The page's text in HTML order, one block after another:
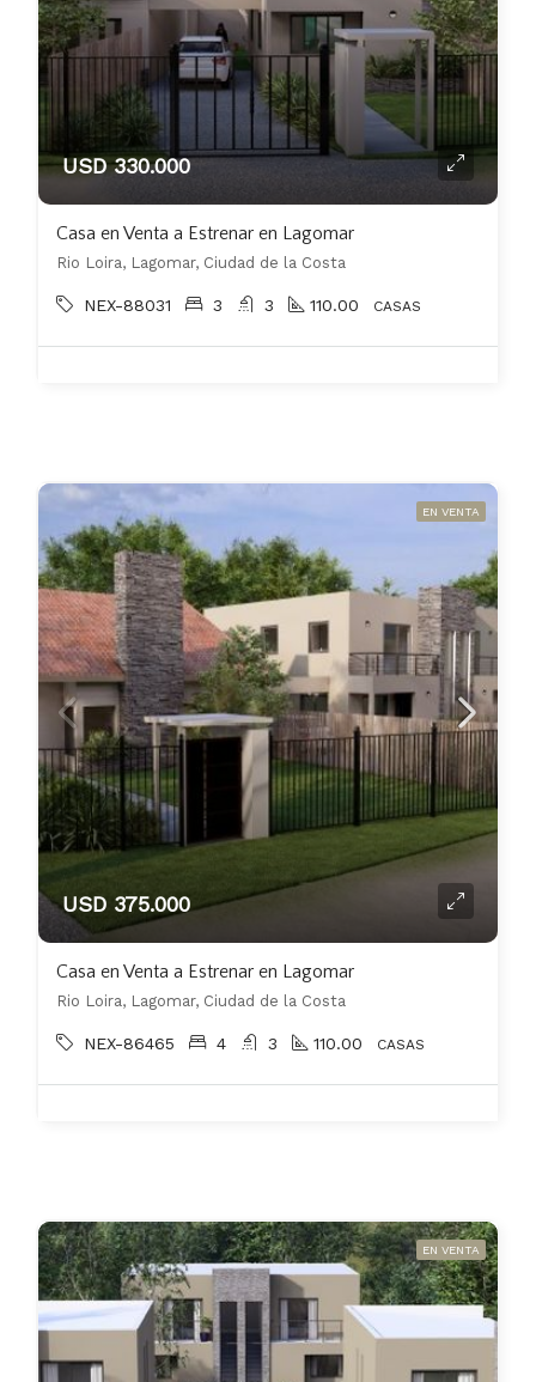
USD 330.000
Casa en Venta a Estrenar en Lagomar
Rio Loira, Lagomar, Ciudad de la Costa
NEX-88031 3 3 110.00 CASAS
EN VENTA
USD 375.000
Casa en Venta a Estrenar en Lagomar
Rio Loira, Lagomar, Ciudad de la Costa
NEX-86465 4 3 110.00 CASAS
EN VENTA